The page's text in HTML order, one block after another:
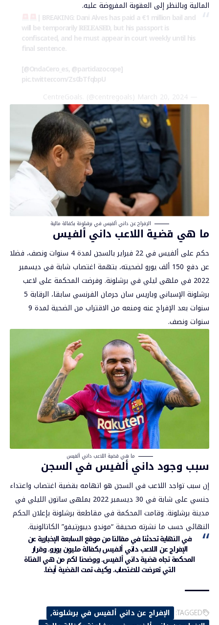
المالية وبالنظر إلى العقوبة المفروضة عليه.
| BREAKING: Dani Alves has paid a €1 million bail and
will be temporarily 𝐑𝐄𝐋𝐄𝐀𝐒𝐄𝐃, but his passport is
confiscated, and he must appear in court weekly until his
final sentence.
[@OndaCero_es,@partidazocope]
pic.twitter.com/Zs0bTfqbpU
— CentreGoals. (@centregoals)
March 20, 2024
الإفراج عن داني ألفيس في برشلونة بكفالة مالية
ما هي قضية اللاعب داني ألفيس
حكم على ألفيس في 22 فبراير بالسجن لمدة 4 سنوات ونصف، فضلا
عن دفع 150 ألف يورو لضحيته، بتهمة اغتصاب شابة في ديسمبر
2022 في ملهى ليلي في برشلونة. وفرضت المحكمة على لاعب
برشلونة الإسباني وباريس سان جرمان الفرنسي سابقا، الرقابة 5
سنوات بعد الإفراج عنه ومنعه من الاقتراب من الضحية لمدة 9
سنوات ونصف.
ما هي قضية اللاعب داني ألفيس
سبب وجود داني ألفيس في السجن
إن سبب تواجد اللاعب في السجن هو اتهامه بقضية اغتصاب واعتداء
جنسي على شابة في 30 ديسمبر 2022 بملهى ساتون الليلي في
مدينة برشلونة. وقامت المحكمة في مقاطعة برشلونة بإعلان الحكم
النهائي حسب ما نشرته صحيفة “موندو ديبورتيفو” الكاتالونية.
في النهاية تحدثنا في مقالنا منموقع السابعة الإخباريةعن
الإفراج عن اللاعب داني ألفيس بكفالة مليون يورو. وقرار
المحكمة تجاه قضية داني ألفيس. ووضحنا لكم من هي الفتاة
التي تعرضت للاغتصاب. وكيف تمت القضية أيضا.
TAGGED: الإفراج عن داني ألفيس في برشلونة